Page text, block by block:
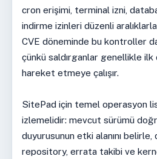
cron erişimi, terminal izni,
indirme izinleri düzenli
CVE döneminde bu kontroller
çünkü saldırganlar genellikle
hareket etmeye çalışır.
SitePad için temel operasyon
izlemelidir: mevcut sürümü
duyurusunun etki alanını
repository, errata takibi ve